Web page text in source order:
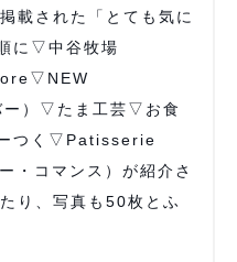
載された「とても気に
に▽中谷牧場
ー）▽たま工芸▽お食
つく▽Patisserie
・コマンス）が紹介さ
り、写真も50枚とふ